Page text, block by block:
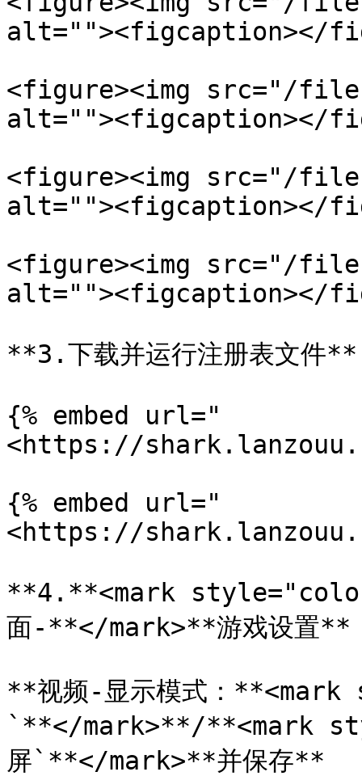
alt=""><figcaption></
<figure><img src="/files/
alt=""><figcaption></
<figure><img src="/
alt=""><figcaption></
<figure><img src="/
alt=""><figcaption></
**3.下载并运行注册表文件**
{% embed url="
<https://
{% embed url="
<https://
**4.**<mark
面-**</mark>**游戏设置**
**视频-显示模式：
`**</mark>**/**<mark
屏`**</mark>**并保存**